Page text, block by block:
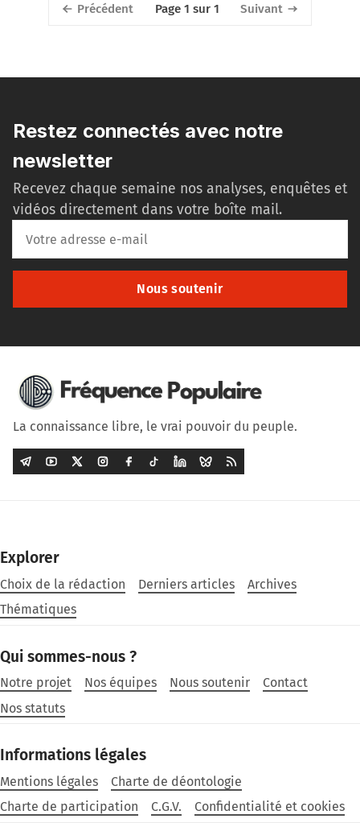
Précédent Page 1 sur 1 Suivant
Restez connectés avec notre
newsletter
Recevez chaque semaine nos analyses, enquêtes et
vidéos directement dans votre boîte mail.
Nous soutenir
La connaissance libre, le vrai pouvoir du peuple.
Explorer
Choix de la rédaction Derniers articles
Archives
Thématiques
Qui sommes-nous ?
Notre projet Nos équipes Nous soutenir
Contact
Nos statuts
Informations légales
Mentions légales
Charte de déontologie
Charte de participation
C.G.V. Confidentialité et cookies